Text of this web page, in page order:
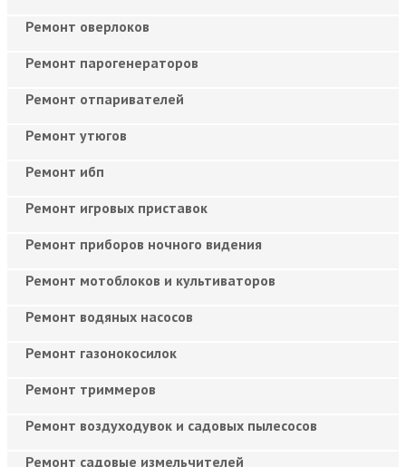
Ремонт оверлоков
Ремонт парогенераторов
Ремонт отпаривателей
Ремонт утюгов
Ремонт ибп
Ремонт игровых приставок
Ремонт приборов ночного видения
Ремонт мотоблоков и культиваторов
Ремонт водяных насосов
Ремонт газонокосилок
Ремонт триммеров
Ремонт воздуходувок и садовых пылесосов
Ремонт садовые измельчителей